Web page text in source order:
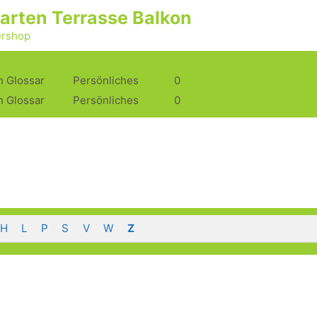
Terrasse Balkon
Glossar Persönliches
0
Glossar Persönliches 0
H L P S V W Z